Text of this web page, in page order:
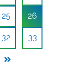
25 26
32 33